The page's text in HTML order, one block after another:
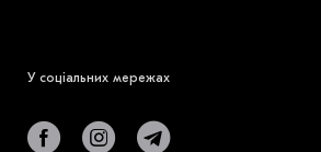
У соціальних мережах